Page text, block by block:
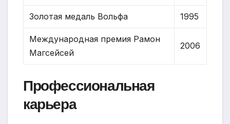
Золотая медаль Вольфа 1995
Международная премия Рамон
Магсейсей
2006
Профессиональная
карьера